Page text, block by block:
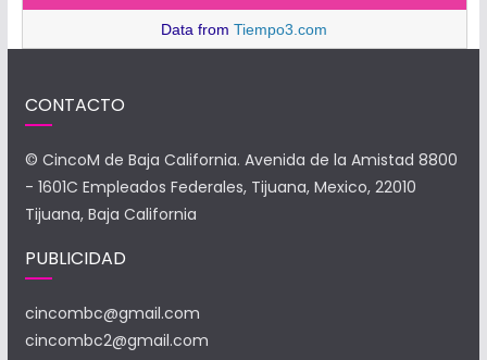
Data fromTiempo3.com
CONTACTO
© CincoM de Baja California. Avenida de la Amistad 8800
- 1601C Empleados Federales, Tijuana, Mexico, 22010
Tijuana, Baja California
PUBLICIDAD
cincombc@gmail.com
cincombc2@gmail.com